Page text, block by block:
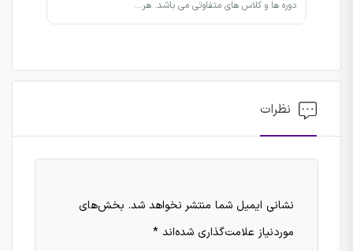
دوره ها و کلاس های متفاوتی می باشد. هر…
نظرات
نشانی ایمیل شما منتشر نخواهد شد. بخش‌های
موردنیاز علامت‌گذاری شده‌اند *